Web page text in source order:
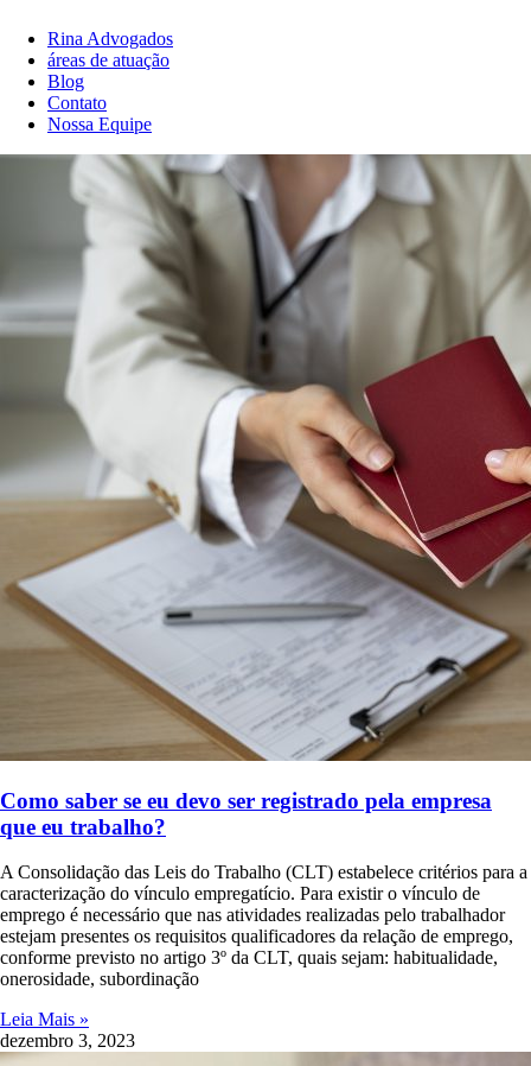
Rina Advogados
áreas de atuação
Blog
Contato
Nossa Equipe
Como saber se eu devo ser registrado pela empresa
que eu trabalho?
A Consolidação das Leis do Trabalho (CLT) estabelece critérios para a
caracterização do vínculo empregatício. Para existir o vínculo de
emprego é necessário que nas atividades realizadas pelo trabalhador
estejam presentes os requisitos qualificadores da relação de emprego,
conforme previsto no artigo 3º da CLT, quais sejam: habitualidade,
onerosidade, subordinação
Leia Mais »
dezembro 3, 2023